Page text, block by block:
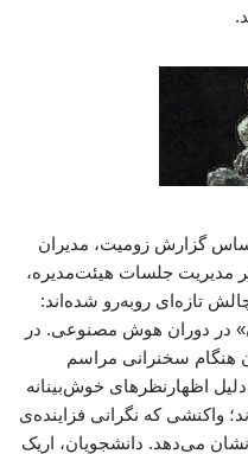
گزارش زومیت، مدیران
مدیریت جلسات هیئت‌مدیره،
تازه‌ای روبه‌رو شده‌اند:
در دوران هوش مصنوعی. در
هنگام سخنرانی مراسم
اظهارنظرهای خوش‌بینانه
واکنشی که نگرانی فزاینده‌ی
می‌دهد. دانشجویان، اریک